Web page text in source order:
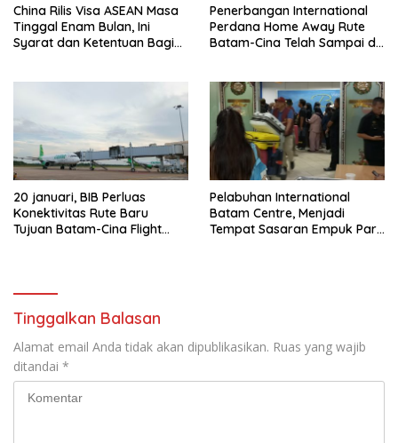
China Rilis Visa ASEAN Masa
Tinggal Enam Bulan, Ini
Syarat dan Ketentuan Bagi
Penerbangan International
Perdana Home Away Rute
Batam-Cina Telah Sampai di
20 januari, BIB Perluas
Konektivitas Rute Baru
Tujuan Batam-Cina Flight
Pelabuhan International
Batam Centre, Menjadi
Tempat Sasaran Empuk Para
Tinggalkan Balasan
Alamat email Anda tidak akan dipublikasikan. Ruas yang wajib
ditandai *